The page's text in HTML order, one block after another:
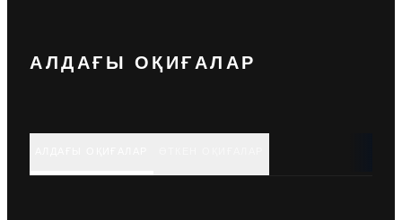
АЛДАҒЫ ОҚИҒАЛАР